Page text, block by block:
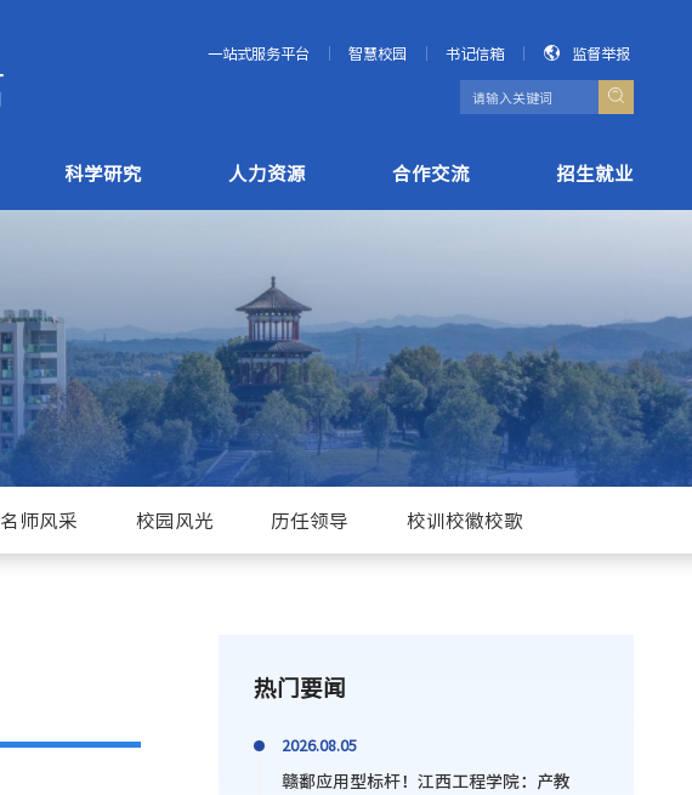
一站式服务平台 智慧校园 书记信箱 监督举报
科学研究 人力资源 合作交流 招生就业
名师风采 校园风光 历任领导 校训校徽校歌
热门要闻
2026.08.05
赣鄱应用型标杆！江西工程学院：产教